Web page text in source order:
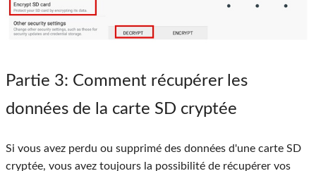
Partie 3: Comment récupérer les
données de la carte SD cryptée
Si vous avez perdu ou supprimé des données d'une carte SD
cryptée, vous avez toujours la possibilité de récupérer vos